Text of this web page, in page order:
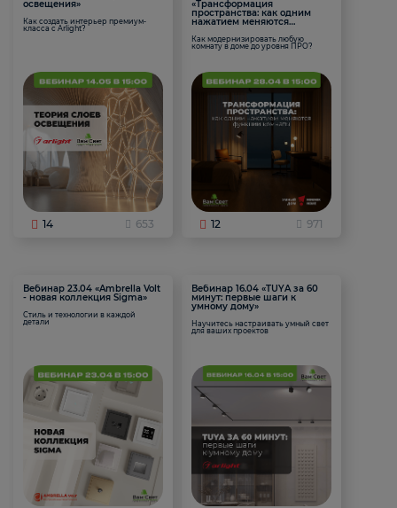
освещения»
Как создать интерьер премиум-
класса с Arlight?
14 653
«Трансформация
пространства: как одним
нажатием меняются
Как модернизировать любую
комнату в доме до уровня ПРО?
12 971
Вебинар 23.04 «Ambrella Volt
- новая коллекция Sigma»
Стиль и технологии в каждой
детали
Вебинар 16.04 «TUYA за 60
минут: первые шаги к
умному дому»
Научитесь настраивать умный свет
для ваших проектов